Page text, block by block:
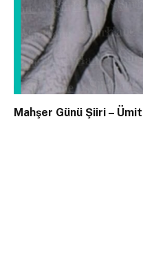
Mahşer Günü Şiiri –